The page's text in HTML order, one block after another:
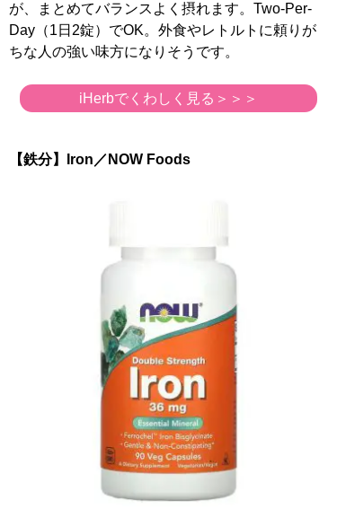
が、まとめてバランスよく摂れます。Two-Per-
Day（1日2錠）でOK。外食やレトルトに頼りが
ちな人の強い味方になりそうです。
iHerbでくわしく見る＞＞＞
【鉄分】Iron／NOW Foods